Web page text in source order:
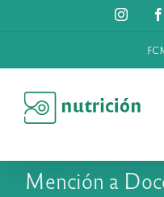
al
Mención a